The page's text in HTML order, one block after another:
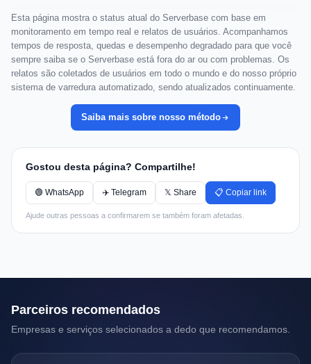
Esta página mostra o status atual do Serverbase com base em
monitoramento em tempo real e relatos de usuários. Acompanhamos
tempos de resposta, quedas e desempenho degradado para que você
sempre saiba se o Serverbase está fora do ar ou com problemas. Os
relatos são coletados de usuários em todo o mundo e do nosso próprio
sistema de varredura automatizado, sendo atualizados continuamente.
Saiba mais sobre nosso método
Gostou desta página? Compartilhe!
🟢 WhatsApp ✈️ Telegram 𝕏 Share 📋 Copiar link
Ajude outras pessoas a confirmarem se também foram afetadas.
Parceiros recomendados
Empresas e serviços selecionados a dedo que recomendamos.